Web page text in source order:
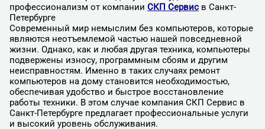
профессионализм от компании СКП Сервисв Санкт-
Петербурге
Современный мир немыслим без компьютеров, которые
являются неотъемлемой частью нашей повседневной
жизни. Однако, как и любая другая техника, компьютеры
подвержены износу, программным сбоям и другим
неисправностям. Именно в таких случаях ремонт
компьютеров на дому становится необходимостью,
обеспечивая удобство и быстрое восстановление
работы техники. В этом случае компания СКП Сервис в
Санкт-Петербурге предлагает профессиональные услуги
и высокий уровень обслуживания.